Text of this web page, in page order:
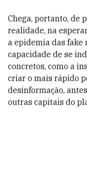
Chega, portanto, de
realidade, na
a epidemia das fake
capacidade de se
concretos, como a
criar o mais rápido
desinformação,
outras capitais do